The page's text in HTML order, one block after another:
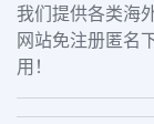
我们提供各类海
网站免注册匿名
用！